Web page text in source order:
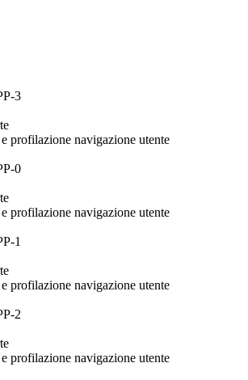
3
profilazione navigazione utente
0
profilazione navigazione utente
1
profilazione navigazione utente
2
profilazione navigazione utente